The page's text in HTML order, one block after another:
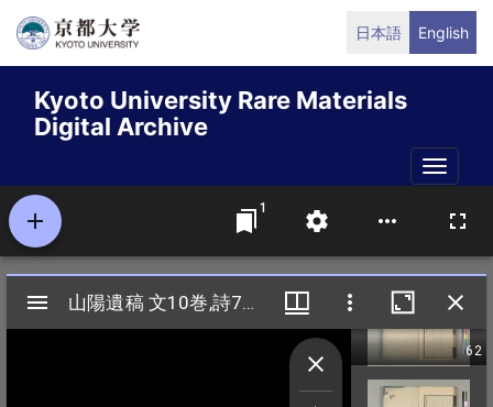
Skip
content
日本語 English
Kyoto University Rare Materials
Digital Archive
Toggle